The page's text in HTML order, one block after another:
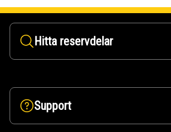
Hitta reservdelar
Support